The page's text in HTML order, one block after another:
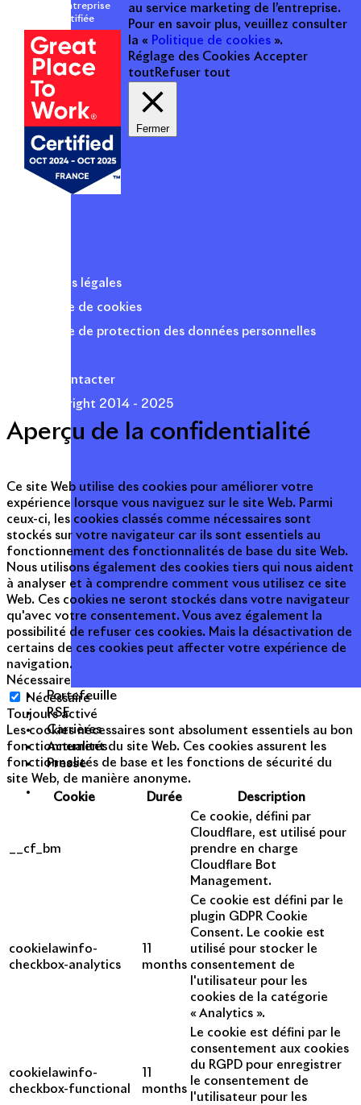
Portefeuille
RSE
Carrières
Actualités
Presse
Une entreprise
certifiée
Mentions légales
Politique de cookies
Politique de protection des données personnelles
Nous contacter
© Copyright 2014 - 2025
au service marketing de l’entreprise.
Pour en savoir plus, veuillez consulter
la « Politique de cookies ».
Réglage des Cookies Accepter
tout Refuser tout
Fermer
Aperçu de la confidentialité
Ce site Web utilise des cookies pour améliorer votre
expérience lorsque vous naviguez sur le site Web. Parmi
ceux-ci, les cookies classés comme nécessaires sont
stockés sur votre navigateur car ils sont essentiels au
fonctionnement des fonctionnalités de base du site Web.
Nous utilisons également des cookies tiers qui nous aident
à analyser et à comprendre comment vous utilisez ce site
Web. Ces cookies ne seront stockés dans votre navigateur
qu'avec votre consentement. Vous avez également la
possibilité de refuser ces cookies. Mais la désactivation de
certains de ces cookies peut affecter votre expérience de
navigation.
Nécessaire
Nécessaire
Toujours activé
Les cookies nécessaires sont absolument essentiels au bon
fonctionnement du site Web. Ces cookies assurent les
fonctionnalités de base et les fonctions de sécurité du
site Web, de manière anonyme.
Cookie
Durée Description
__cf_bm
Ce cookie, défini par
Cloudflare, est utilisé pour
prendre en charge
Cloudflare Bot
Management.
cookielawinfo-
checkbox-analytics
months
Ce cookie est défini par le
plugin GDPR Cookie
Consent. Le cookie est
utilisé pour stocker le
consentement de
l'utilisateur pour les
cookies de la catégorie
« Analytics ».
cookielawinfo-
checkbox-functional
months
Le cookie est défini par le
consentement aux cookies
du RGPD pour enregistrer
le consentement de
l'utilisateur pour les